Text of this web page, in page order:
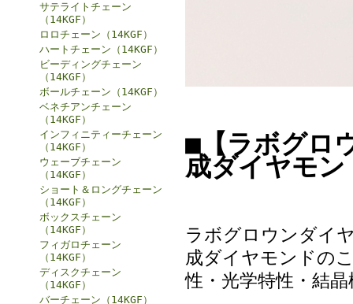
サテライトチェーン
（14KGF）
ロロチェーン（14KGF）
ハートチェーン（14KGF）
ビーディングチェーン
（14KGF）
ボールチェーン（14KGF）
ベネチアンチェーン
（14KGF）
インフィニティーチェーン
（14KGF）
ウェーブチェーン
（14KGF）
ショート＆ロングチェーン
（14KGF）
ボックスチェーン
（14KGF）
フィガロチェーン
（14KGF）
ディスクチェーン
（14KGF）
バーチェーン（14KGF）
■【ラボグロ
成ダイヤモ
ラボグロウンダイ
成ダイヤモンドの
性・光学特性・結